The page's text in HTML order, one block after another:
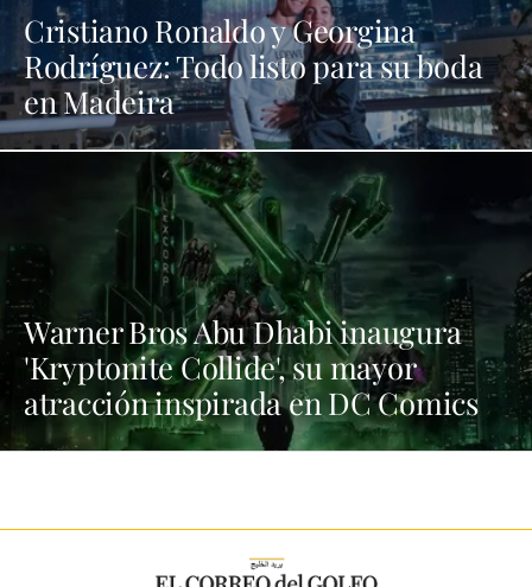
Cristiano Ronaldo y Georgina
Rodríguez: Todo listo para su boda
en Madeira
Warner Bros Abu Dhabi inaugura
'Kryptonite Collide', su mayor
atracción inspirada en DC Comics